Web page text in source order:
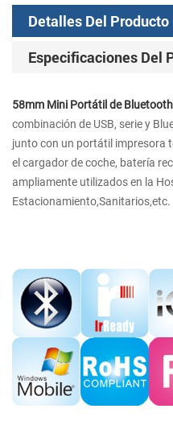
Detalles Del Producto
Especificaciones Del
58mm Mini Portátil de
combinación de USB, serie y
junto con un portátil impresora
el cargador de coche, batería
ampliamente utilizados en la
Estacionamiento,Sanitarios,etc.